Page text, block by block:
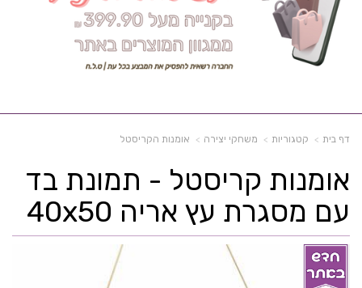
דף בית קטגוריות משחקי יצירה אומנות הקריסטל
אומנות קריסטל - תמונת בד
עם מסגרת עץ אריה 40x50